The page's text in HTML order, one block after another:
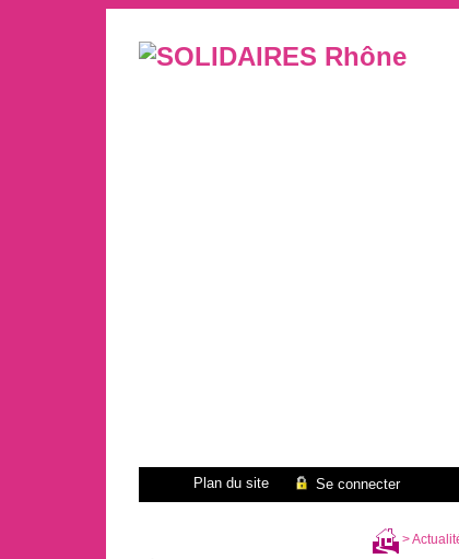
Plan du site Se connecter
>